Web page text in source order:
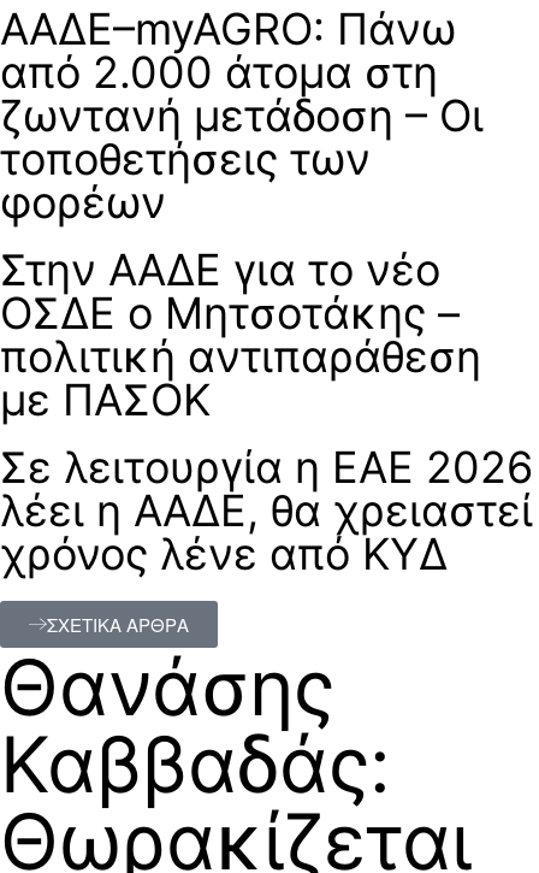
ΑΑΔΕ–myAGRO: Πάνω
από 2.000 άτομα στη
ζωντανή μετάδοση – Οι
τοποθετήσεις των
φορέων
Στην ΑΑΔΕ για το νέο
ΟΣΔΕ ο Μητσοτάκης –
πολιτική αντιπαράθεση
με ΠΑΣΟΚ
Σε λειτουργία η ΕΑΕ 2026
λέει η ΑΑΔΕ, θα χρειαστεί
χρόνος λένε από ΚΥΔ
ΣΧΕΤΙΚΑ ΑΡΘΡΑ
Θανάσης
Καββαδάς:
Θωρακίζεται